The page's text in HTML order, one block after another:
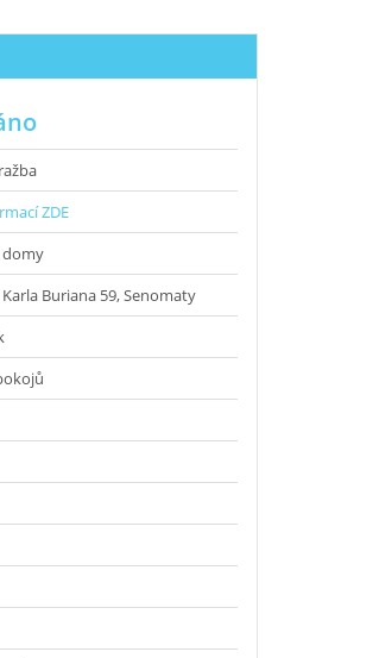
ZDE
domy
Buriana 59, Senomaty